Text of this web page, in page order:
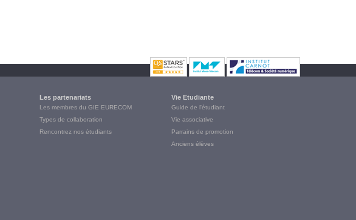
Les partenariats
Les membres du GIE EURECOM
Types de collaboration
Rencontrez nos étudiants
Vie Etudiante
Guide de l'étudiant
Vie associative
Parrains de promotion
Anciens élèves